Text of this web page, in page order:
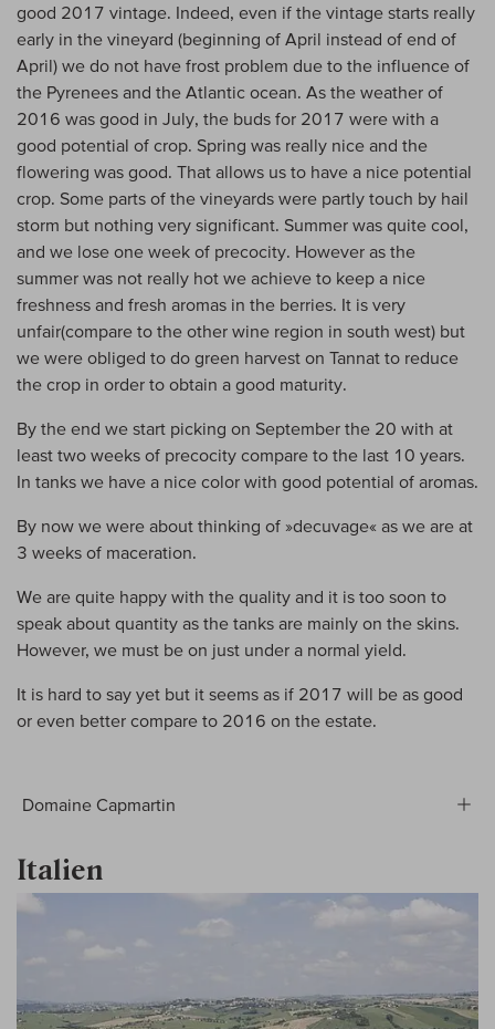
good 2017 vintage. Indeed, even if the vintage starts really
early in the vineyard (beginning of April instead of end of
April) we do not have frost problem due to the influence of
the Pyrenees and the Atlantic ocean. As the weather of
2016 was good in July, the buds for 2017 were with a
good potential of crop. Spring was really nice and the
flowering was good. That allows us to have a nice potential
crop. Some parts of the vineyards were partly touch by hail
storm but nothing very significant. Summer was quite cool,
and we lose one week of precocity. However as the
summer was not really hot we achieve to keep a nice
freshness and fresh aromas in the berries. It is very
unfair(compare to the other wine region in south west) but
we were obliged to do green harvest on Tannat to reduce
the crop in order to obtain a good maturity.
By the end we start picking on September the 20 with at
least two weeks of precocity compare to the last 10 years.
In tanks we have a nice color with good potential of aromas.
By now we were about thinking of »decuvage« as we are at
3 weeks of maceration.
We are quite happy with the quality and it is too soon to
speak about quantity as the tanks are mainly on the skins.
However, we must be on just under a normal yield.
It is hard to say yet but it seems as if 2017 will be as good
or even better compare to 2016 on the estate.
Domaine Capmartin
Italien